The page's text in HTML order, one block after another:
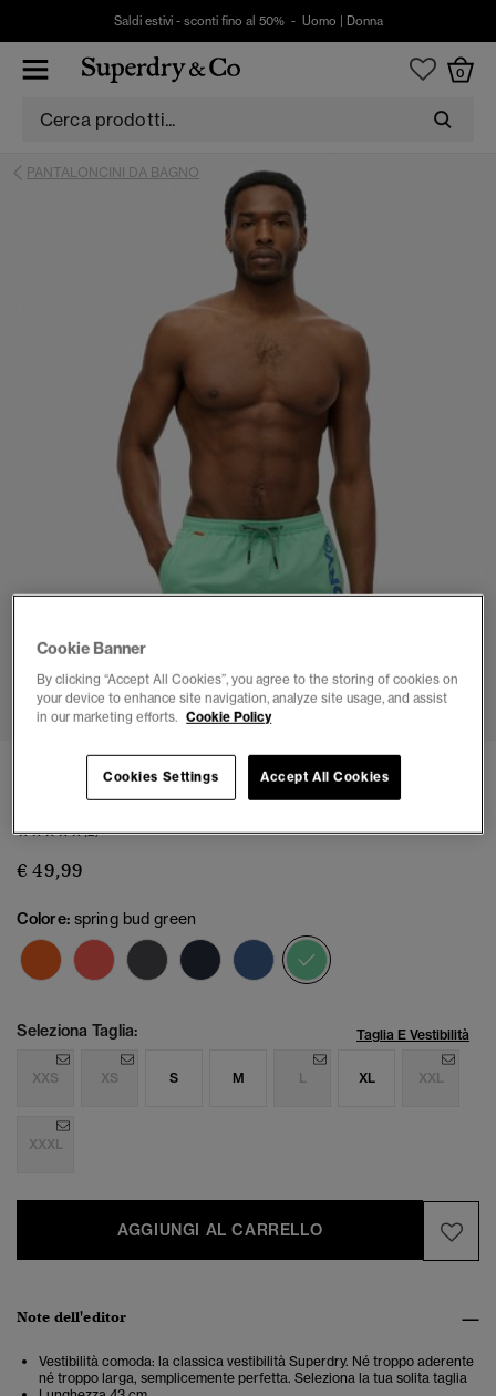
Saldi estivi - sconti fino al 50% - Uomo Donna
0
PANTALONCINI DA BAGNO
1 2 3 4 5 6 7 8
Pantaloncini da bagno con grafica Sport da 43
(2)
€ 49,99
Colore: spring bud green
Seleziona Taglia: Taglia E Vestibilità
XXS XS S M L XL XXL
XXXL
AGGIUNGI AL CARRELLO
Note dell'editor
Vestibilità comoda: la classica vestibilità Superdry. Né troppo aderente
né troppo larga, semplicemente perfetta. Seleziona la tua solita taglia
Cookie Banner
By clicking “Accept All Cookies”, you agree to the storing of cookies on
your device to enhance site navigation, analyze site usage, and assist
in our marketing efforts. Cookie Policy
Cookies Settings Accept All Cookies